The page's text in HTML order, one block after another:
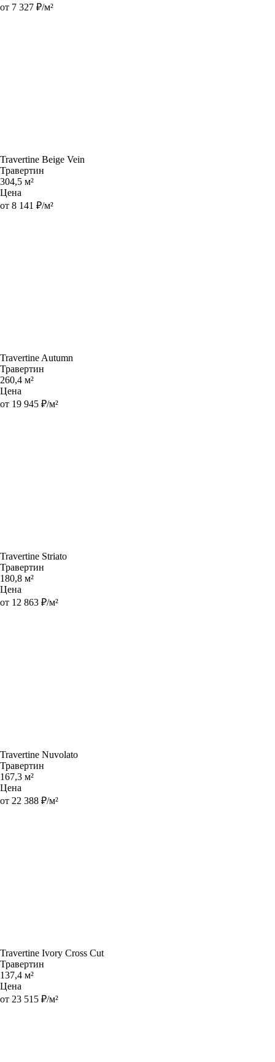
от 7 327 ₽/м²
Travertine Beige Vein
Травертин
304,5 м²
Цена
от 8 141 ₽/м²
Travertine Autumn
Травертин
260,4 м²
Цена
от 19 945 ₽/м²
Travertine Striato
Травертин
180,8 м²
Цена
от 12 863 ₽/м²
Travertine Nuvolato
Травертин
167,3 м²
Цена
от 22 388 ₽/м²
Travertine Ivory Cross Cut
Травертин
137,4 м²
Цена
от 23 515 ₽/м²